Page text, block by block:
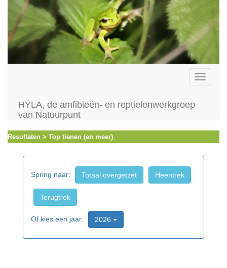
Toggle
HYLA, de amfibieën- en reptielenwerkgroep
van Natuurpunt
Resultaten > Top tienen (en meer)
Spring naar: Totaal overgetzet Heentrek
Terugtrek
Of kies een jaar: 2026